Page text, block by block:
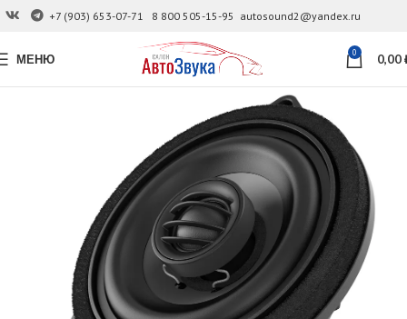
+7 (903) 653-07-71 8 800 505-15-95 autosound2@yandex.ru
МЕНЮ 0 0,00